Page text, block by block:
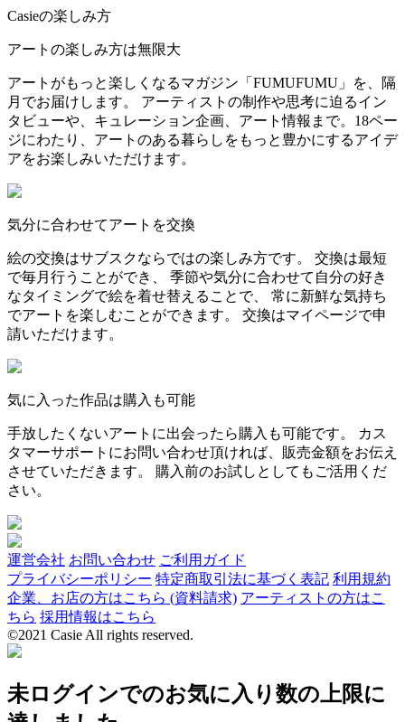
Casieの楽しみ方
アートの楽しみ方は無限大
アートがもっと楽しくなるマガジン「FUMUFUMU」を、隔
月でお届けします。 アーティストの制作や思考に迫るイン
タビューや、キュレーション企画、アート情報まで。18ペー
ジにわたり、アートのある暮らしをもっと豊かにするアイデ
アをお楽しみいただけます。
気分に合わせてアートを交換
絵の交換はサブスクならではの楽しみ方です。 交換は最短
で毎月行うことができ、 季節や気分に合わせて自分の好き
なタイミングで絵を着せ替えることで、 常に新鮮な気持ち
でアートを楽しむことができます。 交換はマイページで申
請いただけます。
気に入った作品は購入も可能
手放したくないアートに出会ったら購入も可能です。 カス
タマーサポートにお問い合わせ頂ければ、販売金額をお伝え
させていただきます。 購入前のお試しとしてもご活用くだ
さい。
運営会社 お問い合わせ ご利用ガイド
プライバシーポリシー 特定商取引法に基づく表記 利用規約
企業、お店の方はこちら (資料請求) アーティストの方はこ
ちら 採用情報はこちら
©2021 Casie All rights reserved.
未ログインでのお気に入り数の上限に